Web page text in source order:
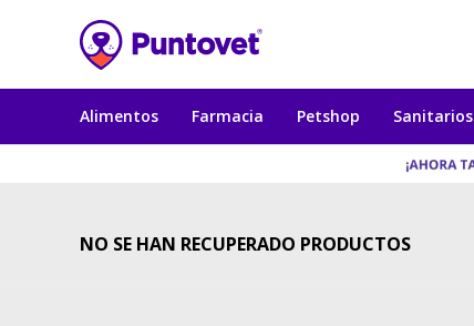
Alimentos Farmacia Petshop Sanitarios
NO SE HAN RECUPERADO PRODUCTOS